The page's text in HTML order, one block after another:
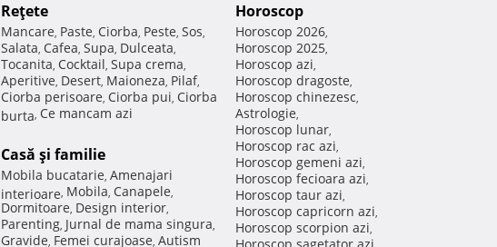
Reţete
Mancare, Paste, Ciorba, Peste, Sos,
Salata, Cafea, Supa, Dulceata,
Tocanita, Cocktail, Supa crema,
Aperitive, Desert, Maioneza, Pilaf,
Ciorba perisoare, Ciorba pui, Ciorba
burta, Ce mancam azi
Casă şi familie
Mobila bucatarie, Amenajari
interioare, Mobila, Canapele,
Dormitoare, Design interior,
Parenting, Jurnal de mama singura,
Gravide, Femei curajoase, Autism
Horoscop
Horoscop 2026,
Horoscop 2025,
Horoscop azi,
Horoscop dragoste,
Horoscop chinezesc,
Astrologie,
Horoscop lunar,
Horoscop rac azi,
Horoscop gemeni azi,
Horoscop fecioara azi,
Horoscop taur azi,
Horoscop capricorn azi,
Horoscop scorpion azi,